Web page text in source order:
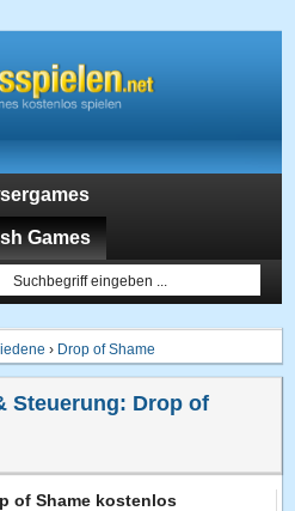
Games
› Drop of Shame
Steuerung: Drop of
of Shame kostenlos